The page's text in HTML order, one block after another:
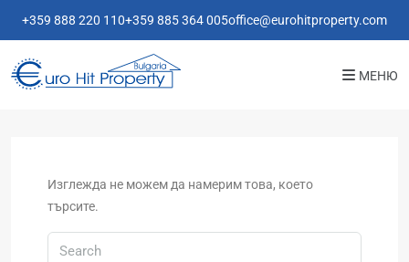
+359 888 220 110+359 885 364 005office@eurohitproperty.com
МЕНЮ
Изглежда не можем да намерим това, което
търсите.